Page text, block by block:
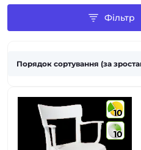
Фільтр
10
10